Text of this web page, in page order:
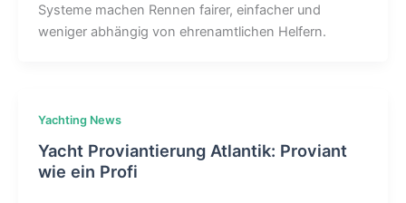
Systeme machen Rennen fairer, einfacher und
weniger abhängig von ehrenamtlichen Helfern.
Yachting News
Yacht Proviantierung Atlantik: Proviant
wie ein Profi